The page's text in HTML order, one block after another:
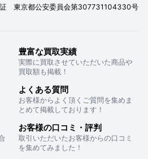
東京都公安委員会第307731104330号
豊富な買取実績
実際に買取させていただいた商品や
買取額も掲載！
よくある質問
お客様からよく頂くご質問を集めま
とめて掲載しております！
お客様の口コミ・評判
取引いただいたお客様からの口コミ
を集めてみました！